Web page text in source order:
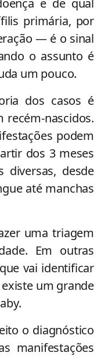
primária, por
— é o sinal
o assunto é
um pouco.
dos casos é
recém-nascidos.
podem
dos 3 meses
diversas, desde
até manchas
uma triagem
Em outras
vai identificar
um grande
o diagnóstico
manifestações